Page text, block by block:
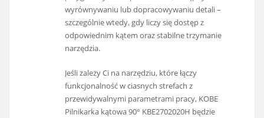
wyrównywaniu lub dopracowywaniu detali –
szczególnie wtedy, gdy liczy się dostęp z
odpowiednim kątem oraz stabilne trzymanie
narzędzia.
Jeśli zależy Ci na narzędziu, które łączy
funkcjonalność w ciasnych strefach z
przewidywalnymi parametrami pracy, KOBE
Pilnikarka kątowa 90° KBE2702020H będzie